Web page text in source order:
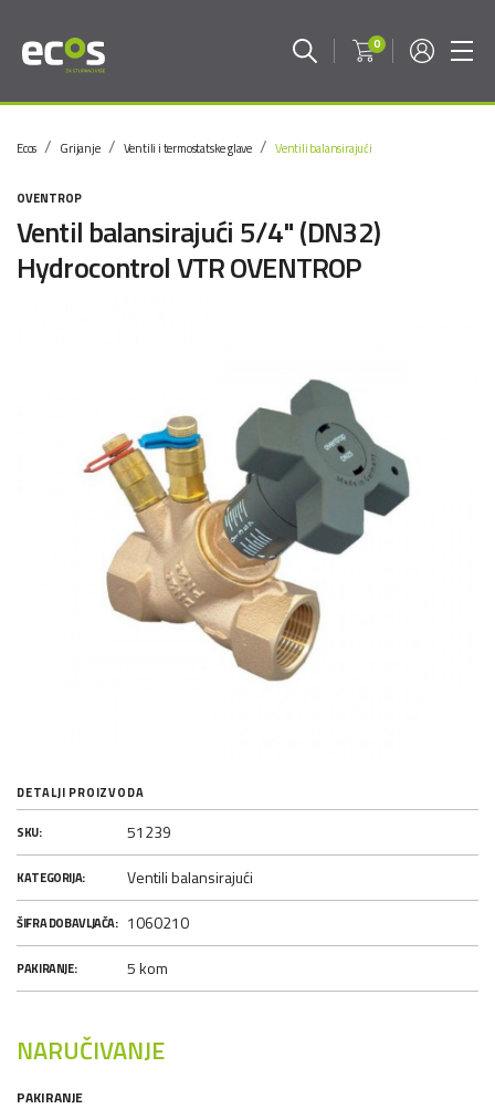
0
Ecos Grijanje Ventili i termostatske glave Ventili balansirajući
OVENTROP
Ventil balansirajući 5/4" (DN32)
Hydrocontrol VTR OVENTROP
DETALJI PROIZVODA
SKU: 51239
KATEGORIJA: Ventili balansirajući
ŠIFRA DOBAVLJAČA: 1060210
PAKIRANJE: 5 kom
NARUČIVANJE
PAKIRANJE